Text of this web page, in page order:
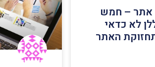
אתר – חמש
לא כדאי
האתר